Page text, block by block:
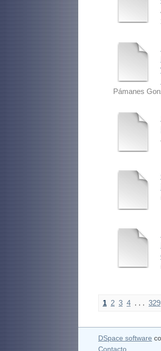
Pámanes
1 2 3 4 . . . 329
DSpace software
Contacto